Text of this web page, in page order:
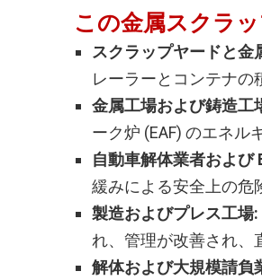
この金属スクラ
スクラップヤードと金
レーラーとコンテナの
金属工場および鋳造工
ーク炉 (EAF) のエネル
自動車解体業者および
緩みによる安全上の危
製造およびプレス工場:
れ、管理が改善され、
解体および大規模請負